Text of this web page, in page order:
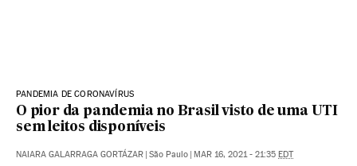
PANDEMIA DE CORONAVÍRUS
O pior da pandemia no Brasil visto de uma UTI
sem leitos disponíveis
NAIARA GALARRAGA GORTÁZAR São Paulo MAR 16, 2021 - 21:35 EDT